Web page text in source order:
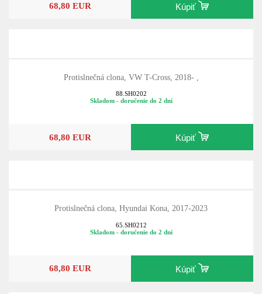
68,80 EUR Kúpiť
Protislnečná clona, VW T-Cross, 2018- ,
88.SH0202
Skladom - doručenie do 2 dní
68,80 EUR Kúpiť
Protislnečná clona, Hyundai Kona, 2017-2023
65.SH0212
Skladom - doručenie do 2 dní
68,80 EUR Kúpiť